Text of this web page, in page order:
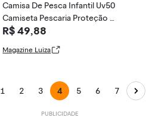
Camisa De Pesca Infantil Uv50
Camiseta Pescaria Proteção U
v - Duart Fi
R$ 49,88
Magazine Luiza
1 2 3 4 5 6 7